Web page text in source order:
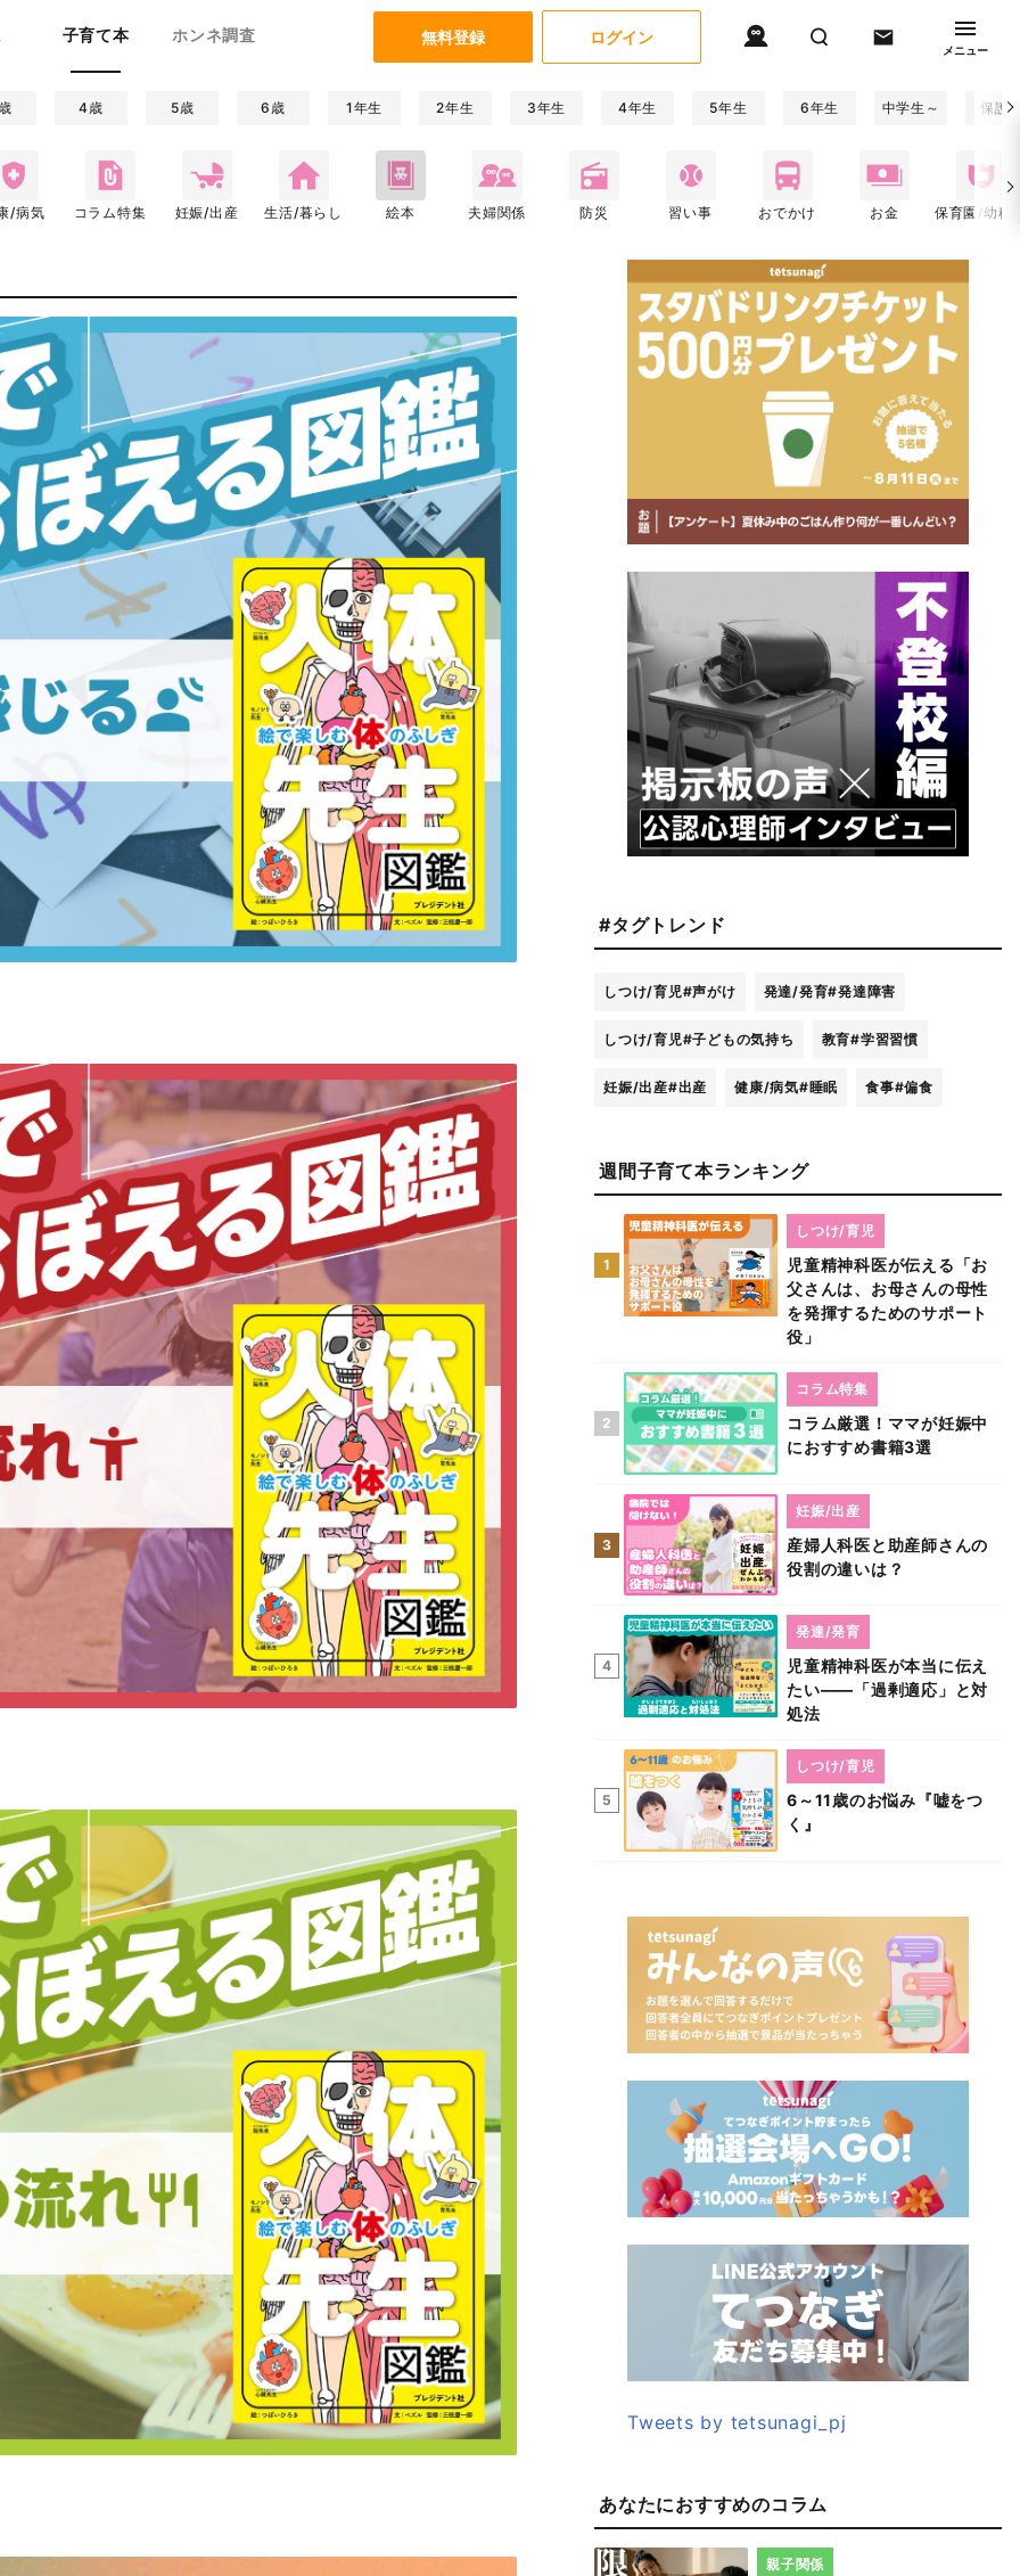
子育て本 ホンネ調査 無料登録 ログイン
メニュー
4歳 5歳 6歳 1年生 2年生 3年生 4年生 5年生 6年生 中学生～ 保護
/病気 コラム特集 妊娠/出産 生活/暮らし 絵本 夫婦関係 防災 習い事 おでかけ お金 保育園/幼稚
#タグトレンド
しつけ/育児#声がけ 発達/発育#発達障害
しつけ/育児#子どもの気持ち 教育#学習習慣
妊娠/出産#出産 健康/病気#睡眠 食事#偏食
週間子育て本ランキング
1
児童精神科医が伝える「お
父さんは、お母さんの母性
を発揮するためのサポート
役」
しつけ/育児
2
コラム厳選！ママが妊娠中
におすすめ書籍3選
コラム特集
3
産婦人科医と助産師さんの
役割の違いは？
妊娠/出産
4
児童精神科医が本当に伝え
たい――「過剰適応」と対
処法
発達/発育
5
6～11歳のお悩み『嘘をつ
く』
しつけ/育児
Tweets by tetsunagi_pj
あなたにおすすめのコラム
親子関係